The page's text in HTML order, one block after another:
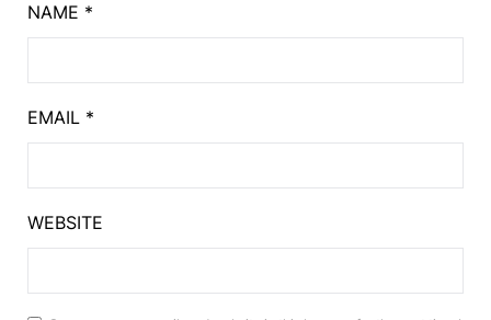
NAME *
EMAIL *
WEBSITE